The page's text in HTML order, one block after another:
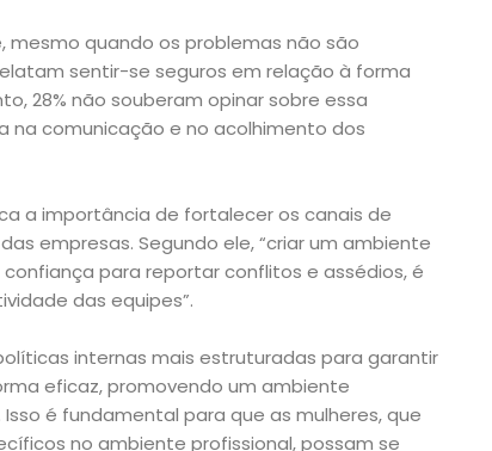
quando os problemas não são
sentir-se seguros em relação à forma
28% não souberam opinar sobre essa
na comunicação e no acolhimento dos
a importância de fortalecer os canais de
empresas. Segundo ele, “criar um ambiente
para reportar conflitos e assédios, é
das equipes”.
internas mais estruturadas para garantir
eficaz, promovendo um ambiente
é fundamental para que as mulheres, que
no ambiente profissional, possam se